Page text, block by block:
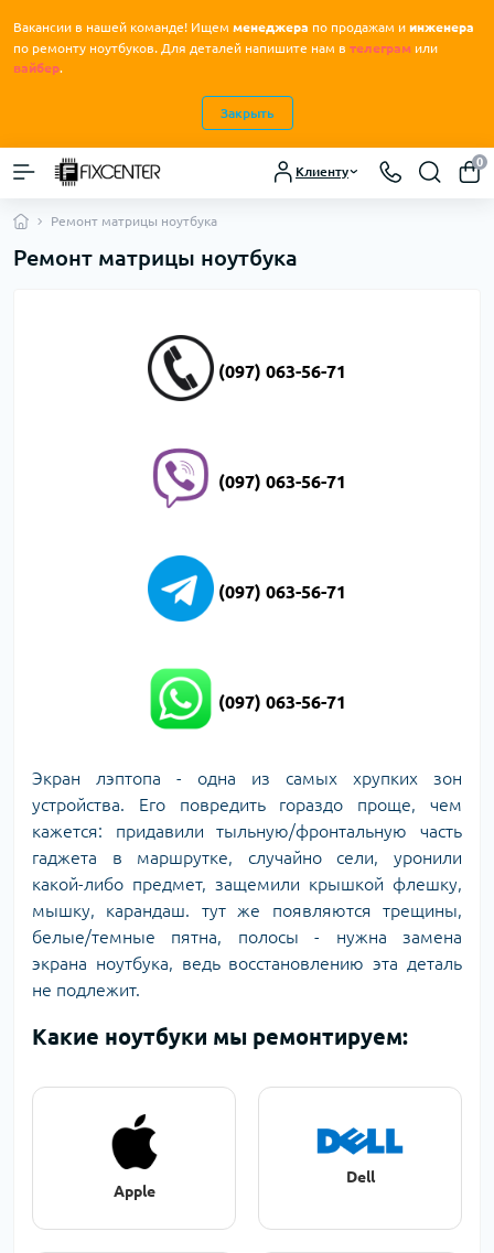
Вакансии в нашей команде! Ищем менеджера по продажам и инженера
по ремонту ноутбуков. Для деталей напишите нам в телеграм или
вайбер.
Закрыть
Клиенту
0
Ремонт матрицы ноутбука
Ремонт матрицы ноутбука
(097) 063-56-71
(097) 063-56-71
(097) 063-56-71
(097) 063-56-71
Экран лэптопа - одна из самых хрупких зон
устройства. Его повредить гораздо проще, чем
кажется: придавили тыльную/фронтальную часть
гаджета в маршрутке, случайно сели, уронили
какой-либо предмет, защемили крышкой флешку,
мышку, карандаш. тут же появляются трещины,
белые/темные пятна, полосы - нужна замена
экрана ноутбука, ведь восстановлению эта деталь
не подлежит.
Какие ноутбуки мы ремонтируем:
Apple
Dell